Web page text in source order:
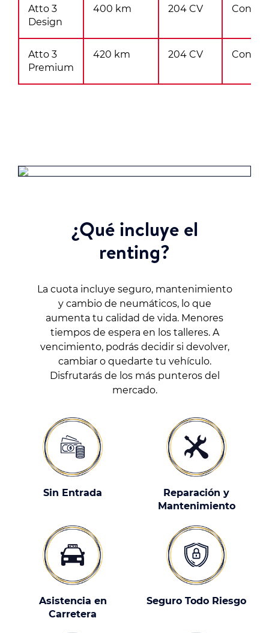
Atto 3
Design
400 km 204 CV
Atto 3
Premium
420 km 204 CV
¿Qué incluye el
renting?
La cuota incluye seguro, mantenimiento
y cambio de neumáticos, lo que
aumenta tu calidad de vida. Menores
tiempos de espera en los talleres. A
vencimiento, podrás decidir si devolver,
cambiar o quedarte tu vehículo.
Disfrutarás de los más punteros del
mercado.
Sin Entrada
Reparación y
Mantenimiento
Asistencia en
Carretera
Seguro Todo Riesgo